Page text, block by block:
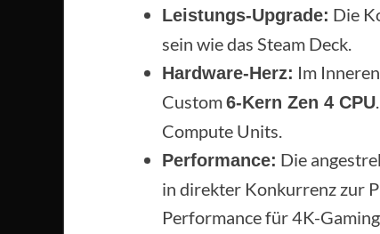
Leistungs-Upgrade: Die
sein wie das Steam Deck.
Hardware-Herz: Im
Custom6-Kern Zen 4 CPU
Compute Units.
Performance: Die
in direkter Konkurrenz zur
Performance für 4K-